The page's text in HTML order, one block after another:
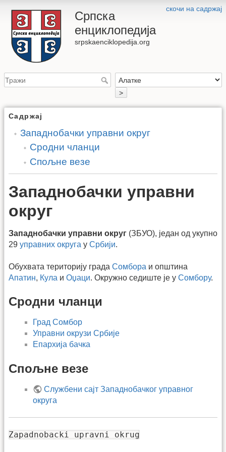
скочи на садржај
Српска
енциклопедија
srpskaenciklopedija.org
>
Садржај
Западнобачки управни округ
Сродни чланци
Спољне везе
Западнобачки управни
округ
Западнобачки управни округ (ЗБУО), један од укупно
29 управних округа у Србији.
Обухвата територију града Сомбора и општина
Апатин, Кула и Оџаци. Окружно седиште је у Сомбору.
Сродни чланци
Град Сомбор
Управни окрузи Србије
Епархија бачка
Спољне везе
Службени сајт Западнобачког управног
округа
Zapadnobacki upravni okrug